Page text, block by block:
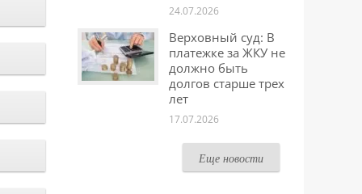
24.07.2026
Верховный суд: В
платежке за ЖКУ не
должно быть
долгов старше трех
лет
17.07.2026
Еще новости